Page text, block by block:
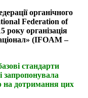
органічного
Federation of
організація
(IFOAM –
стандарти
запропонувала
на дотримання цих